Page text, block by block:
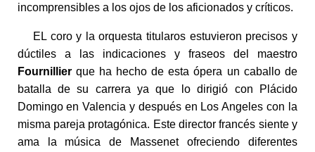
incomprensibles a los ojos de los aficionados y críticos.
EL coro y la orquesta titularos estuvieron precisos y
dúctiles a las indicaciones y fraseos del maestro
Fournillierque ha hecho de esta ópera un caballo de
batalla de su carrera ya que lo dirigió con Plácido
Domingo en Valencia y después en Los Angeles con la
misma pareja protagónica. Este director francés siente y
ama la música de Massenet ofreciendo diferentes